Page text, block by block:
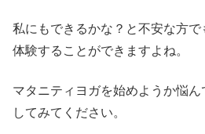
私にもできるかな？と不安な方
体験することができますよね。
マタニティヨガを始めようか悩
してみてください。